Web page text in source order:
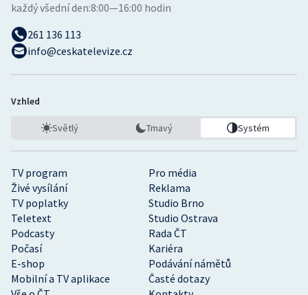
TV program
Pro média
Živé vysílání
Reklama
TV poplatky
Studio Brno
Teletext
Studio Ostrava
Podcasty
Rada ČT
Počasí
Kariéra
E-shop
Podávání námětů
Mobilní a TV aplikace
Časté dotazy
každý všední den:8:00—16:00 hodin
261 136 113
info@ceskatelevize.cz
Vzhled
Světlý Tmavý Systém